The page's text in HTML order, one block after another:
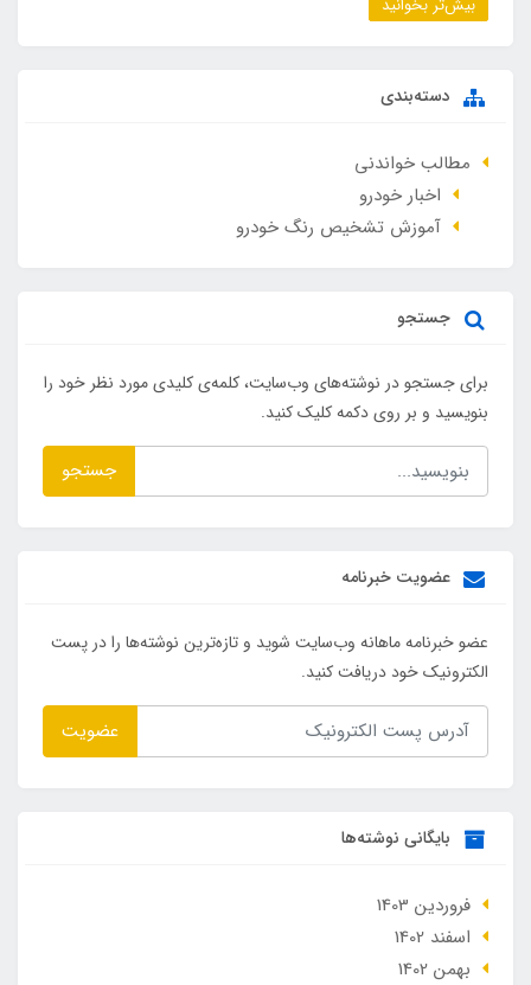
بیش‌تر بخوانید
دسته‌بندی
مطالب خواندنی
اخبار خودرو
آموزش تشخیص رنگ خودرو
جستجو
برای جستجو در نوشته‌های وب‌سایت، کلمه‌ی کلیدی مورد نظر خود را
بنویسید و بر روی دکمه کلیک کنید.
جستجو
عضویت خبرنامه
عضو خبرنامه ماهانه وب‌سایت شوید و تازه‌ترین نوشته‌ها را در پست
الکترونیک خود دریافت کنید.
عضویت
بایگانی نوشته‌ها
فروردین 1403
اسفند 1402
بهمن 1402